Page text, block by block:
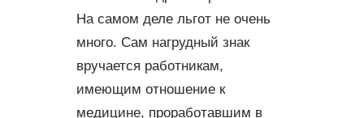
На самом деле льгот не очень
много. Сам нагрудный знак
вручается работникам,
имеющим отношение к
медицине, проработавшим в